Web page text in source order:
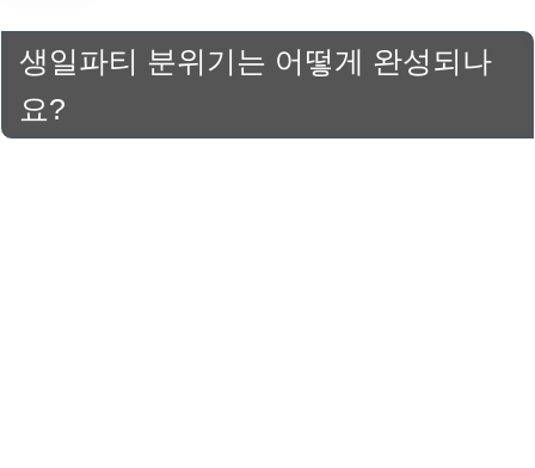
생일파티 분위기는 어떻게 완성되나
요?